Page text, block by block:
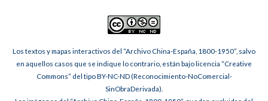
Los textos y mapas interactivos del “Archivo China-España, 1800-1950”, salvo
en aquellos casos que se indique lo contrario, están bajo licencia “Creative
Commons” del tipo BY-NC-ND (Reconocimiento-NoComercial-
SinObraDerivada).